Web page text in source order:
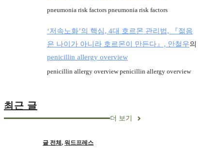
pneumonia risk factors pneumonia risk factors
‘저속노화’의 핵심, 4대 호르몬 관리법, 『젊음
은 나이가 아니라 호르몬이 만든다』, 안철우의
penicillin allergy overview
penicillin allergy overview penicillin allergy overview
최근 글
더 보기
글 전체 , 워드프레스